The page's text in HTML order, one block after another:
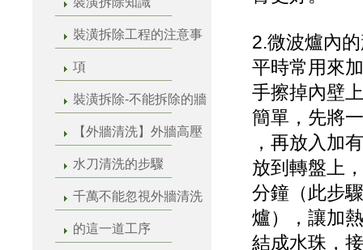
裝潢拆除工程的注意事
項
裝潢拆除-不能拆除的牆
【外牆清洗】外牆高壓
水刀清洗的步驟
千萬不能忽視外牆清洗
的這一道工序
2.微波爐內
平時常用來
手擦掉內壁
簡單，先將
，再放入加
放到轉盤上
分鐘（此步
爐），讓加
結成水珠，